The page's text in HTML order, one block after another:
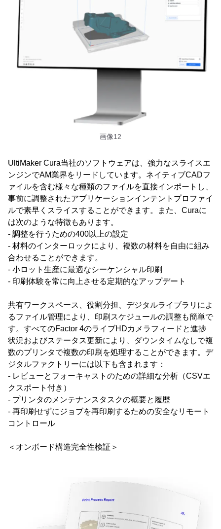
画像12
UltiMaker Cura当社のソフトウェアは、強力なスライスエ
ンジンでAM業界をリードしています。ネイティブCADフ
ァイルを含む様々な種類のファイルを直接インポートし、
事前に調整されたアプリケーションインテントプロファイ
ルで素早くスライスすることができます。また、Curaに
は次のような特徴もあります。
- 調整を行うための400以上の設定
- 材料のインターロックにより、複数の材料を自由に組み
合わせることができます。
- 小ロット生産に最適なシーケンシャル印刷
- 印刷体験を常に向上させる定期的なアップデート
共有ワークスペース、役割分担、デジタルライブラリによ
るファイル管理により、印刷スケジュールの調整も簡単で
す。すべてのFactor 4のライブHDカメラフィードと進捗
状況およびステータス更新により、ダウンタイムなしで複
数のプリンタで複数の印刷を処理することができます。デ
ジタルファクトリーには以下も含まれます：
- レビューとフォーキャストのための詳細な分析（CSVエ
クスポート付き）
- プリンタのメンテナンスタスクの概要と履歴
- 再印刷せずにジョブを再印刷するための安全なリモート
コントロール
＜オンボード構造完全性検証＞